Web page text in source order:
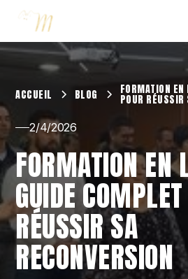
ACCUEIL BLOG FORMATION
POUR RÉUSSIR
2/4/2026
FORMATION EN
GUIDE
RÉUSSIR SA
RECONVERSION